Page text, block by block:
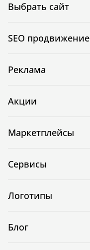
Выбрать сайт
SEO продвижение
Реклама
Акции
Маркетплейсы
Сервисы
Логотипы
Блог